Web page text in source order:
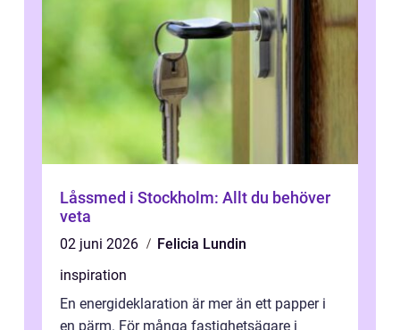
Låssmed i Stockholm: Allt du behöver
veta
02 juni 2026
Felicia Lundin
inspiration
En energideklaration är mer än ett papper i
en pärm. För många fastighetsägare i